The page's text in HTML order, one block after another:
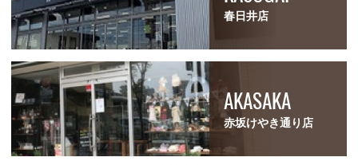
春日井店
AKASAKA
赤坂けやき通り店